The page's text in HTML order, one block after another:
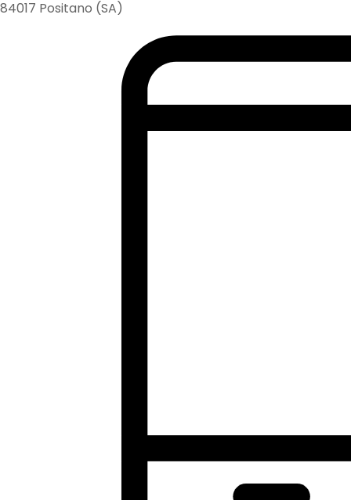
84017 Positano (SA)